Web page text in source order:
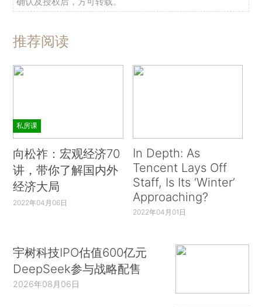
推荐阅读
私房课
向松祚：宏观经济70
讲，带你了解国内外
经济大局
2022年04月06日
In Depth: As
Tencent Lays Off
Staff, Is Its ‘Winter’
Approaching?
2022年04月01日
宇树科技IPO估值600亿元
DeepSeek参与战略配售
2026年08月06日